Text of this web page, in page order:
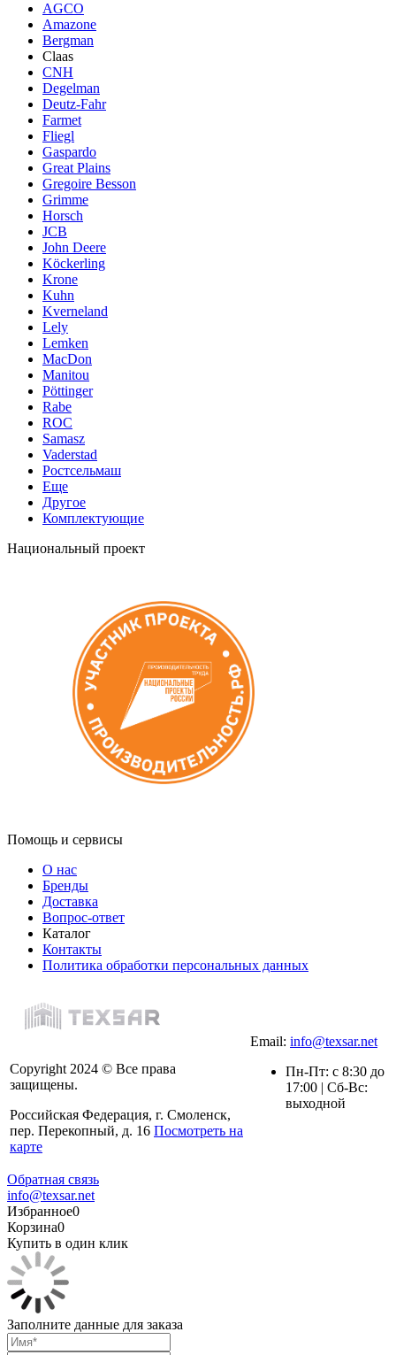
AGCO
Amazone
Bergman
Claas
CNH
Degelman
Deutz-Fahr
Farmet
Fliegl
Gaspardo
Great Plains
Gregoire Besson
Grimme
Horsch
JCB
John Deere
Köckerling
Krone
Kuhn
Kverneland
Lely
Lemken
MacDon
Manitou
Pöttinger
Rabe
ROC
Samasz
Vaderstad
Ростсельмаш
Еще
Другое
Комплектующие
Национальный проект
Помощь и сервисы
О нас
Бренды
Доставка
Вопрос-ответ
Каталог
Контакты
Политика обработки персональных данных
Copyright 2024 © Все права
защищены.
Российская Федерация, г. Смоленск,
пер. Перекопный, д. 16 Посмотреть на
карте
Email: info@texsar.net
Пн-Пт: с 8:30 до
17:00 | Сб-Вс:
выходной
Обратная связь
info@texsar.net
Избранное0
Корзина0
Купить в один клик
Заполните данные для заказа